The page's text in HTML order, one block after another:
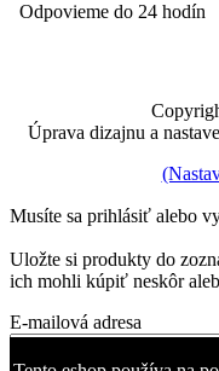
Odpovieme do 24 hodín
Úprava dizajnu a
Musíte sa prihlásiť alebo
Uložte si produkty do
ich mohli kúpiť neskôr
E-mailová adresa